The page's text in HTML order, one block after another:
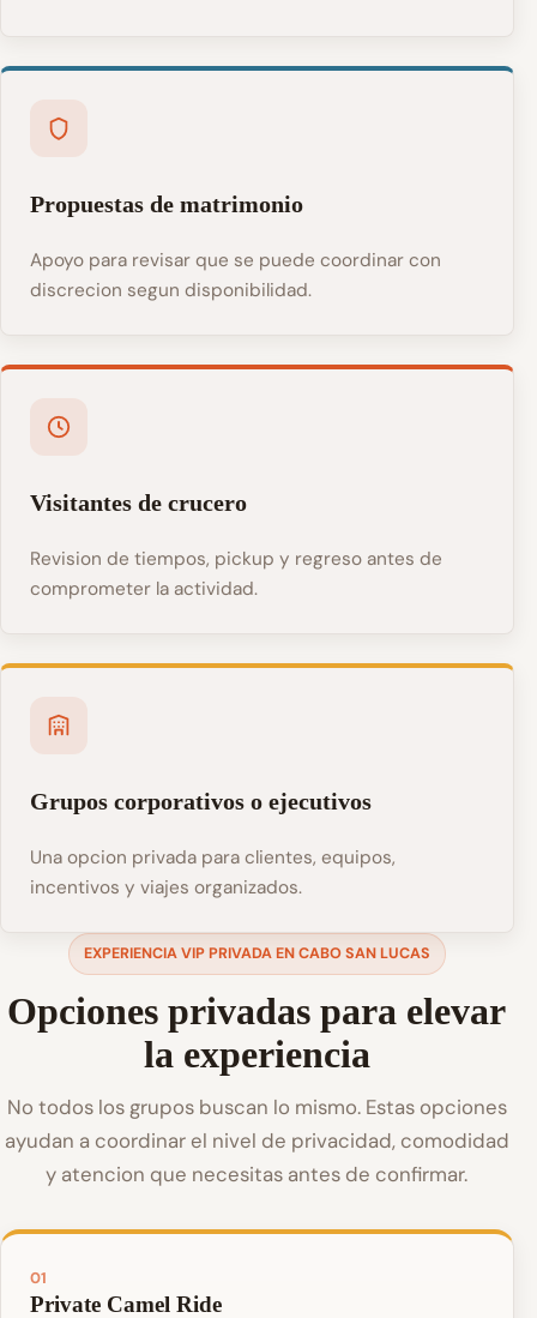
Propuestas de matrimonio
Apoyo para revisar que se puede coordinar con
discrecion segun disponibilidad.
Visitantes de crucero
Revision de tiempos, pickup y regreso antes de
comprometer la actividad.
Grupos corporativos o ejecutivos
Una opcion privada para clientes, equipos,
incentivos y viajes organizados.
EXPERIENCIA VIP PRIVADA EN CABO SAN LUCAS
Opciones privadas para elevar
la experiencia
No todos los grupos buscan lo mismo. Estas opciones
ayudan a coordinar el nivel de privacidad, comodidad
y atencion que necesitas antes de confirmar.
01
Private Camel Ride